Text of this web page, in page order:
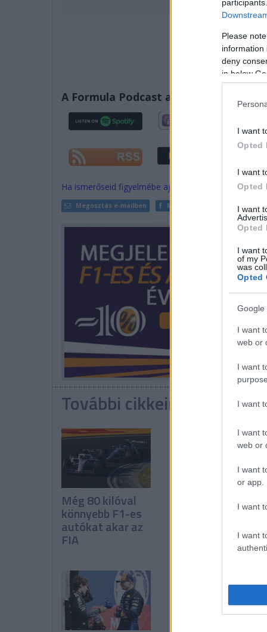
Please
information
deny
in below
I want
Opted
I want
Opted
I want
Opted
I want
of my
was
Opted
Google
I want
web or
I want
I want
I want
web or
I want
or app.
I want
I want
A Formula Podcast az alábbi
Ha ismerőseid figyelmébe ajánlanád a cikket,
Megosztás e-mailben Megosztás Facebookon
További cikkeink a
Még 80 kilóval
könnyebb F1-es
autókat akar az
FIA
Verstappen nem
F1-es, hanem
csapatot akar